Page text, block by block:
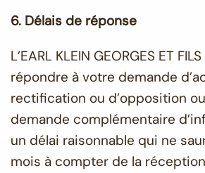
6. Délais de réponse
L’EARL KLEIN GEORGES ET
répondre à votre demande
rectification ou d’opposition
demande complémentaire
un délai raisonnable qui ne
mois à compter de la